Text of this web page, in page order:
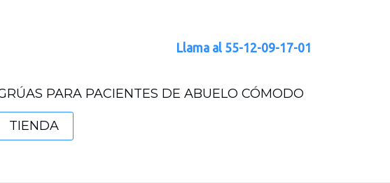
Llama al 55-12-09-17-01
PARA PACIENTES DE ABUELO CÓMODO
TIENDA